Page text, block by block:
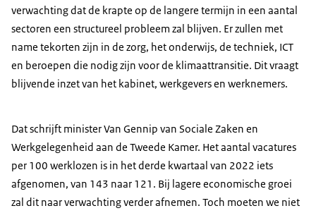
verwachting dat de krapte op de langere termijn in een aantal
sectoren een structureel probleem zal blijven. Er zullen met
name tekorten zijn in de zorg, het onderwijs, de techniek, ICT
en beroepen die nodig zijn voor de klimaattransitie. Dit vraagt
blijvende inzet van het kabinet, werkgevers en werknemers.
Dat schrijft minister Van Gennip van Sociale Zaken en
Werkgelegenheid aan de Tweede Kamer. Het aantal vacatures
per 100 werklozen is in het derde kwartaal van 2022 iets
afgenomen, van 143 naar 121. Bij lagere economische groei
zal dit naar verwachting verder afnemen. Toch moeten we niet